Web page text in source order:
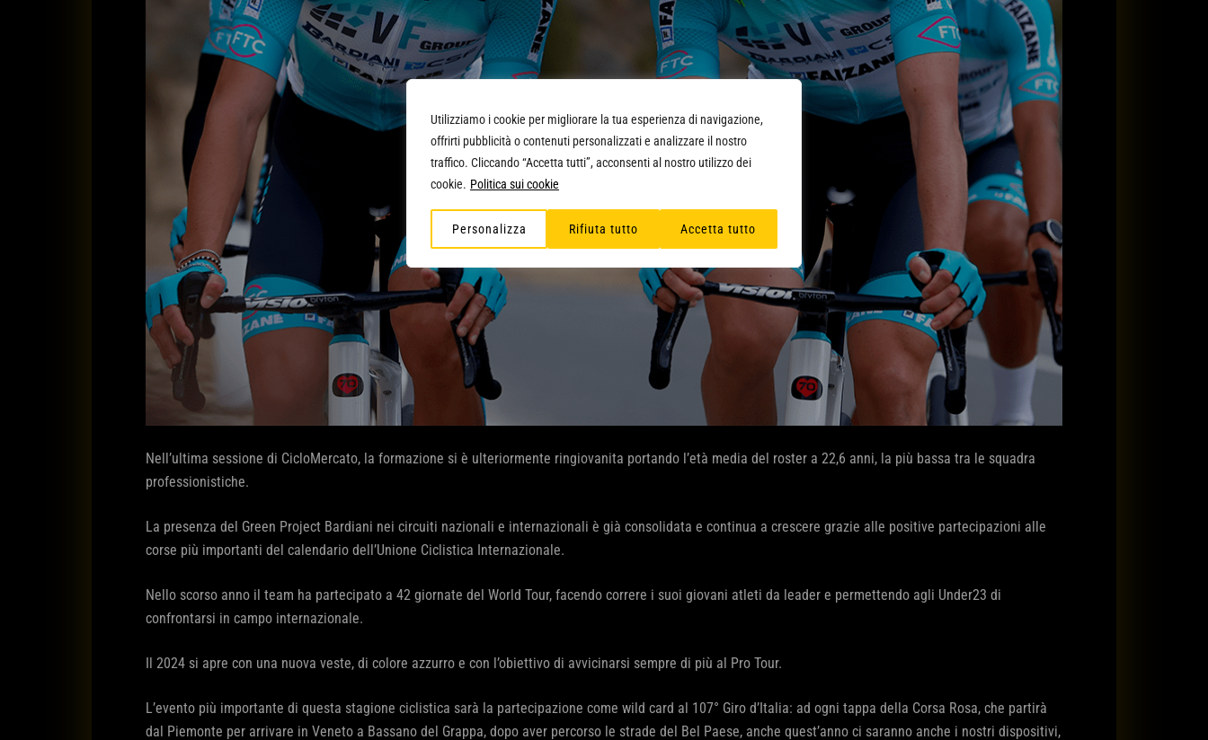
Utilizziamo i cookie per migliorare la tua esperienza di navigazione,
offrirti pubblicità o contenuti personalizzati e analizzare il nostro
traffico. Cliccando “Accetta tutti”, acconsenti al nostro utilizzo dei
cookie. Politica sui cookie
Personalizza Rifiuta tutto Accetta tutto
Nell’ultima sessione di CicloMercato, la formazione si è ulteriormente ringiovanita portando l’età media del roster a 22,6 anni, la più bassa tra le squadra
professionistiche.
La presenza del Green Project Bardiani nei circuiti nazionali e internazionali è già consolidata e continua a crescere grazie alle positive partecipazioni alle
corse più importanti del calendario dell’Unione Ciclistica Internazionale.
Nello scorso anno il team ha partecipato a 42 giornate del World Tour, facendo correre i suoi giovani atleti da leader e permettendo agli Under23 di
confrontarsi in campo internazionale.
Il 2024 si apre con una nuova veste, di colore azzurro e con l’obiettivo di avvicinarsi sempre di più al Pro Tour.
L’evento più importante di questa stagione ciclistica sarà la partecipazione come wild card al 107° Giro d’Italia: ad ogni tappa della Corsa Rosa, che partirà
dal Piemonte per arrivare in Veneto a Bassano del Grappa, dopo aver percorso le strade del Bel Paese, anche quest’anno ci saranno anche i nostri dispositivi,